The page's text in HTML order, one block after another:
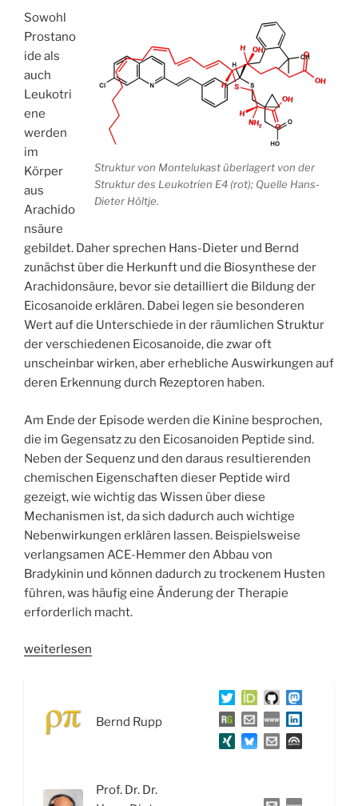
Struktur von Montelukast überlagert von der
Struktur des Leukotrien E4 (rot); Quelle Hans-
Dieter Höltje.
Sowohl
Prostano
ide als
auch
Leukotri
ene
werden
im
Körper
aus
Arachido
nsäure
gebildet. Daher sprechen Hans-Dieter und Bernd
zunächst über die Herkunft und die Biosynthese der
Arachidonsäure, bevor sie detailliert die Bildung der
Eicosanoide erklären. Dabei legen sie besonderen
Wert auf die Unterschiede in der räumlichen Struktur
der verschiedenen Eicosanoide, die zwar oft
unscheinbar wirken, aber erhebliche Auswirkungen auf
deren Erkennung durch Rezeptoren haben.
Am Ende der Episode werden die Kinine besprochen,
die im Gegensatz zu den Eicosanoiden Peptide sind.
Neben der Sequenz und den daraus resultierenden
chemischen Eigenschaften dieser Peptide wird
gezeigt, wie wichtig das Wissen über diese
Mechanismen ist, da sich dadurch auch wichtige
Nebenwirkungen erklären lassen. Beispielsweise
verlangsamen ACE-Hemmer den Abbau von
Bradykinin und können dadurch zu trockenem Husten
führen, was häufig eine Änderung der Therapie
erforderlich macht.
„WSR077
Kinine“
weiterlesen
Bernd Rupp
Prof. Dr. Dr.